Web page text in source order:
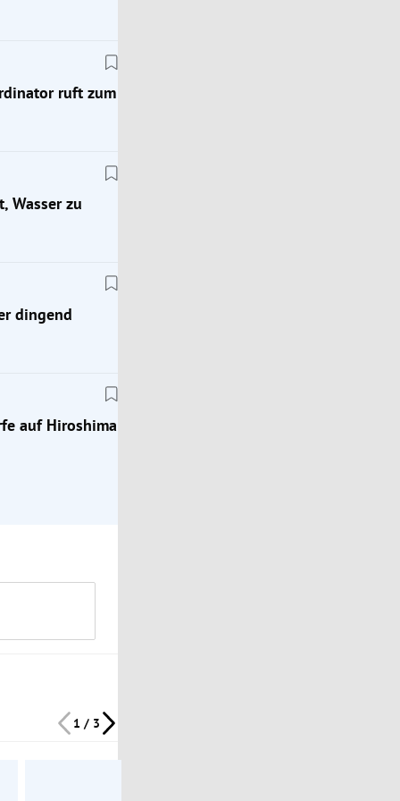
Steiermark
Pkw von Zug erfasst: Frau bei Bahnunfall bei
ruft zum
Wasser zu
dingend
auf Hiroshima
1 / 3